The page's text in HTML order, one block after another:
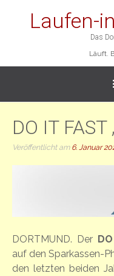
Laufen-
Das
Läuft.
DO IT
Veröffentlicht am 6. Januar
DORTMUND. Der
auf den Sparkassen-
den letzten beiden